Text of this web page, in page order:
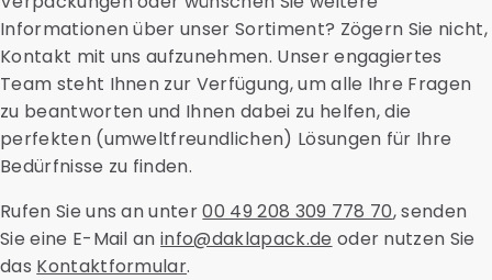
sicheren Versand zu gewährleisten.
Sie während des Beschaffungsprozesses fundierte
Entscheidungen treffen.
Informationen über unser Sortiment? Zögern Sie nicht,
Kontakt mit uns aufzunehmen. Unser engagiertes
Team steht Ihnen zur Verfügung, um alle Ihre Fragen
zu beantworten und Ihnen dabei zu helfen, die
perfekten (umweltfreundlichen) Lösungen für Ihre
Bedürfnisse zu finden.
Rufen Sie uns an unter00 49 208 309 778 70, senden
Sie eine E-Mail aninfo@daklapack.de oder nutzen Sie
das Kontaktformular.